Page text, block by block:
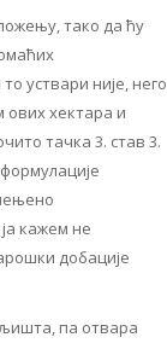
тако да ћу
уствари није, него
хектара и
тачка 3. став 3.
кажем не
добације
па отвара